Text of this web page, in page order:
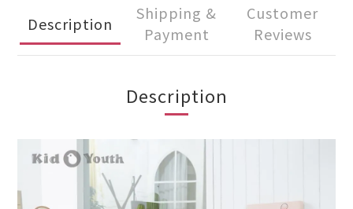
Description
Shipping &
Payment
Customer
Reviews
Description